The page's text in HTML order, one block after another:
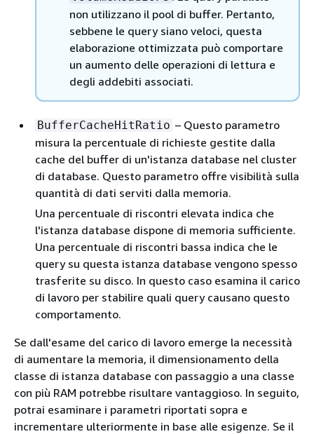
non utilizzano il pool di buffer. Pertanto,
sebbene le query siano veloci, questa
elaborazione ottimizzata può comportare
un aumento delle operazioni di lettura e
degli addebiti associati.
BufferCacheHitRatio – Questo parametro
misura la percentuale di richieste gestite dalla
cache del buffer di un'istanza database nel cluster
di database. Questo parametro offre visibilità sulla
quantità di dati serviti dalla memoria.
Una percentuale di riscontri elevata indica che
l'istanza database dispone di memoria sufficiente.
Una percentuale di riscontri bassa indica che le
query su questa istanza database vengono spesso
trasferite su disco. In questo caso esamina il carico
di lavoro per stabilire quali query causano questo
comportamento.
Se dall'esame del carico di lavoro emerge la necessità
di aumentare la memoria, il dimensionamento della
classe di istanza database con passaggio a una classe
con più RAM potrebbe risultare vantaggioso. In seguito,
potrai esaminare i parametri riportati sopra e
incrementare ulteriormente in base alle esigenze. Se il